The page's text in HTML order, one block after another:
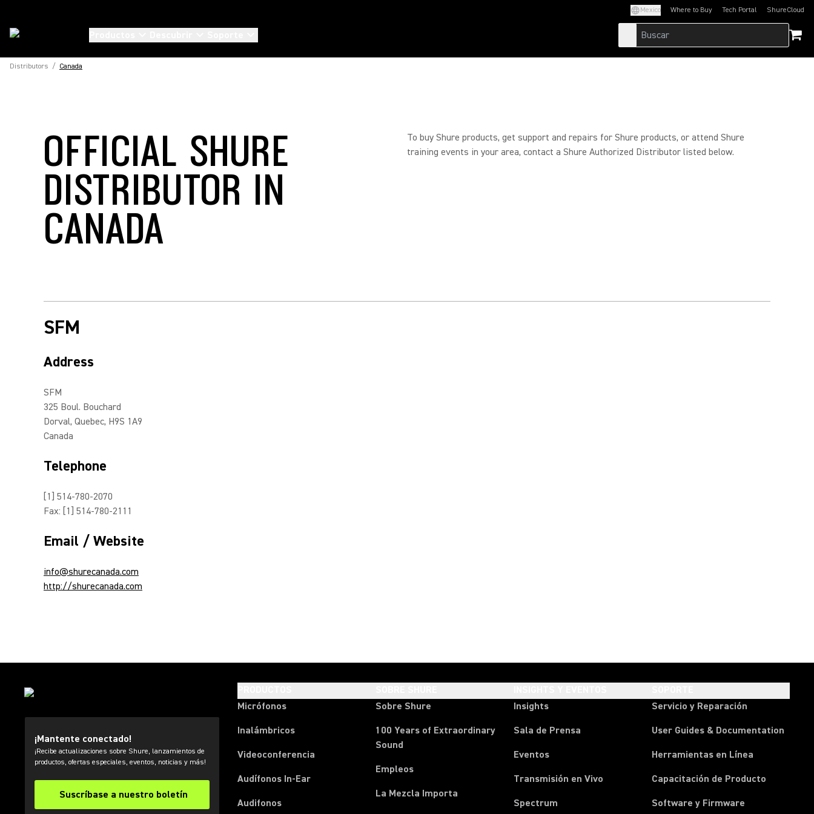
Mexico Where to Buy Tech Portal
(Opens in a new tab)ShureCloud
(Opens in a new
Distributors / Canada
OFFICIAL SHURE
DISTRIBUTOR IN
CANADA
To buy Shure products, get support and repairs for Shure products, or attend Shure
training events in your area, contact a Shure Authorized Distributor listed below.
SFM
Address
SFM
325 Boul. Bouchard
Dorval, Quebec, H9S 1A9
Canada
Telephone
[1] 514-780-2070
Fax: [1] 514-780-2111
Email / Website
info@shurecanada.com
http://shurecanada.com
¡Mantente conectado!
¡Recibe actualizaciones sobre Shure, lanzamientos de
productos, ofertas especiales, eventos, noticias y más!
Suscríbase a nuestro boletín
Micrófonos
Inalámbricos
Videoconferencia
Audífonos In-Ear
Audifonos
Sobre Shure
100 Years of Extraordinary
Sound
Empleos
La Mezcla Importa
Insights
Sala de Prensa
Eventos
Transmisión en Vivo
Spectrum
Servicio y Reparación
User Guides & Documentation
Herramientas en Línea
Capacitación de Producto
Software y Firmware